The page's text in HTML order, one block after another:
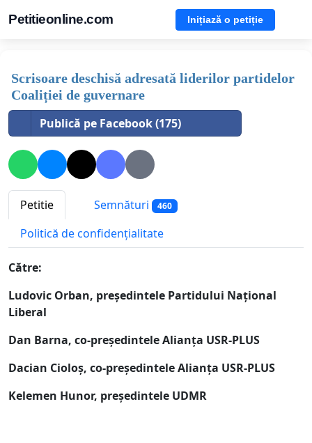
Petitieonline.com Inițiază o petiție
Scrisoare deschisă adresată liderilor partidelor
Coaliției de guvernare
Publică pe Facebook (175)
Petitie Semnături 460
Politică de confidențialitate
Către:
Ludovic Orban, președintele Partidului Național
Liberal
Dan Barna, co-președintele Alianța USR-PLUS
Dacian Cioloș, co-președintele Alianța USR-PLUS
Kelemen Hunor, președintele UDMR